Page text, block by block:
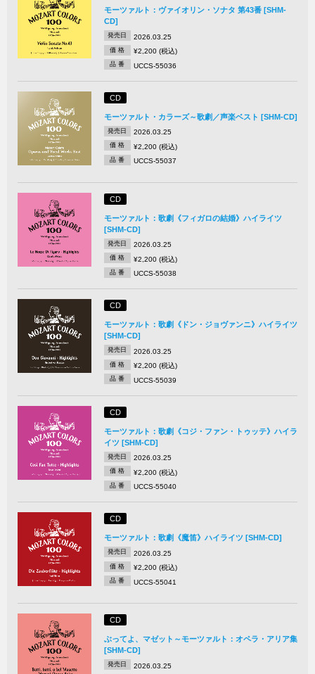
モーツァルト：ヴァイオリン・ソナタ 第43番 [SHM-
CD]
発売日 2026.03.25
価 格 ¥2,200 (税込)
品 番 UCCS-55036
CD
モーツァルト・カラーズ～歌劇／声楽ベスト [SHM-CD]
発売日 2026.03.25
価 格 ¥2,200 (税込)
品 番 UCCS-55037
CD
モーツァルト：歌劇《フィガロの結婚》ハイライツ
[SHM-CD]
発売日 2026.03.25
価 格 ¥2,200 (税込)
品 番 UCCS-55038
CD
モーツァルト：歌劇《ドン・ジョヴァンニ》ハイライツ
[SHM-CD]
発売日 2026.03.25
価 格 ¥2,200 (税込)
品 番 UCCS-55039
CD
モーツァルト：歌劇《コジ・ファン・トゥッテ》ハイラ
イツ [SHM-CD]
発売日 2026.03.25
価 格 ¥2,200 (税込)
品 番 UCCS-55040
CD
モーツァルト：歌劇《魔笛》ハイライツ [SHM-CD]
発売日 2026.03.25
価 格 ¥2,200 (税込)
品 番 UCCS-55041
CD
ぶってよ、マゼット～モーツァルト：オペラ・アリア集
[SHM-CD]
発売日 2026.03.25